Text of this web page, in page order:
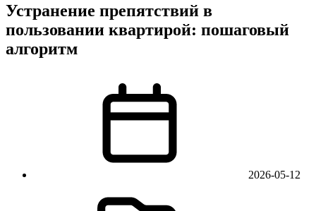
Устранение препятствий в
пользовании квартирой: пошаговый
алгоритм
2026-05-12